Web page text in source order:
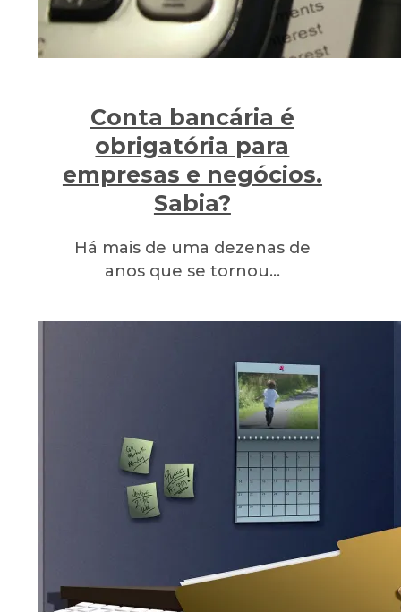
Conta bancária é
obrigatória para
empresas e negócios.
Sabia?
Há mais de uma dezenas de
anos que se tornou…